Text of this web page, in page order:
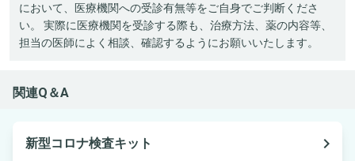
において、医療機関への受診有無等をご自身でご判断くださ
い。 実際に医療機関を受診する際も、治療方法、薬の内容等、
担当の医師によく相談、確認するようにお願いいたします。
関連Q＆A
新型コロナ検査キット
navigate_next